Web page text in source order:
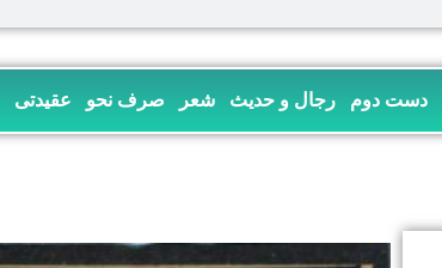
دست دوم رجال و حدیث شعر صرف نحو عقیدتی